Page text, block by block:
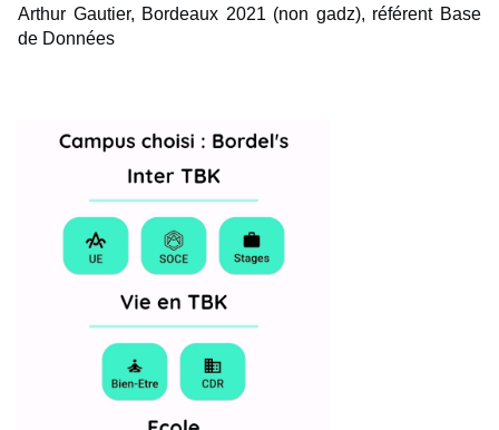
Arthur Gautier, Bordeaux 2021 (non gadz), référent Base
de Données